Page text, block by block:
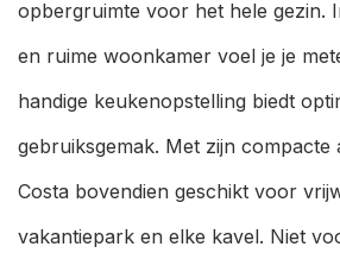
opbergruimte voor het hele gezin.
en ruime woonkamer voel je je
handige keukenopstelling biedt
gebruiksgemak. Met zijn compacte
Costa bovendien geschikt voor
vakantiepark en elke kavel. Niet